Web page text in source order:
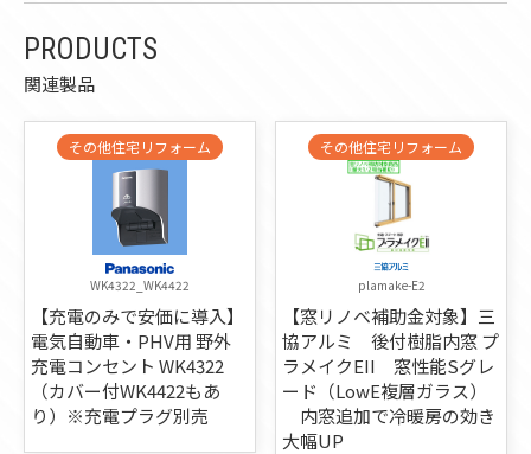
PRODUCTS
関連製品
その他住宅リフォーム
WK4322_WK4422
【充電のみで安価に導入】
電気自動車・PHV用 野外
充電コンセント WK4322
（カバー付WK4422もあ
り）※充電プラグ別売
その他住宅リフォーム
plamake-E2
【窓リノベ補助金対象】三
協アルミ 後付樹脂内窓 プ
ラメイクEII 窓性能Sグレ
ード（LowE複層ガラス）
内窓追加で冷暖房の効き
大幅UP